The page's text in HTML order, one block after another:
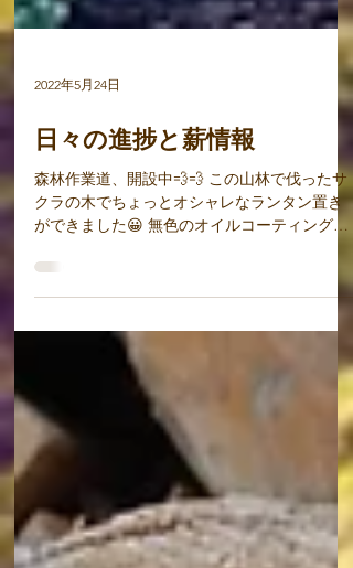
2022年5月24日
日々の進捗と薪情報
森林作業道、開設中💨💨 この山林で伐ったサ
クラの木でちょっとオシャレなランタン置き
てあります。 桜の木は素材そのものがいい色
していますね。 #林業 #作業道 #アウトドア #
キャンプ #薪販売 #島田市薪 #兵庫親林開発...